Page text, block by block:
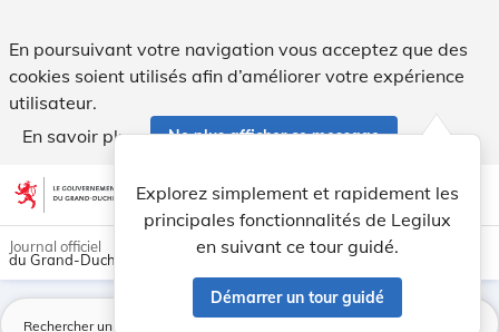
En poursuivant votre navigation vous acceptez que des
cookies soient utilisés afin d’améliorer votre expérience
utilisateur.
En savoir plus
Ne plus afficher ce message
Aller au contenu account_circle help Aide
Explorez simplement et rapidement les
principales fonctionnalités de Legilux
en suivant ce tour guidé.
Démarrer un tour guidé
light_mode dark_mode
Journal officiel
du Grand-Duché de Luxembourg